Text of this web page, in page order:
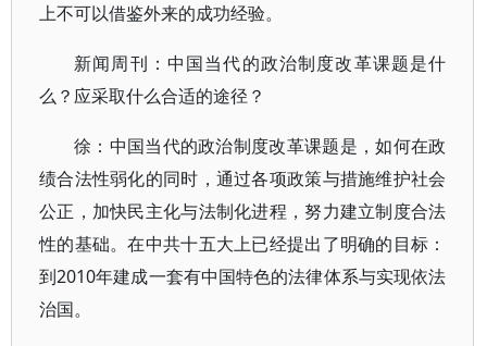
上不可以借鉴外来的成功经验。
新闻周刊：中国当代的政治制度改革课题是什
么？应采取什么合适的途径？
徐：中国当代的政治制度改革课题是，如何在政
绩合法性弱化的同时，通过各项政策与措施维护社会
公正，加快民主化与法制化进程，努力建立制度合法
性的基础。在中共十五大上已经提出了明确的目标：
到2010年建成一套有中国特色的法律体系与实现依法
治国。